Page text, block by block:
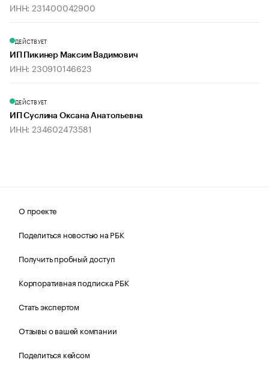
ИНН: 231400042900
ДЕЙСТВУЕТ
ИП Пикинер Максим Вадимович
ИНН: 230910146623
ДЕЙСТВУЕТ
ИП Суслина Оксана Анатольевна
ИНН: 234602473581
О проекте
Поделиться новостью на РБК
Получить пробный доступ
Корпоративная подписка РБК
Стать экспертом
Отзывы о вашей компании
Поделиться кейсом